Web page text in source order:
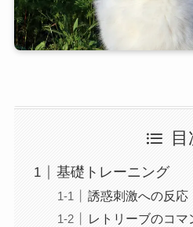
目
基礎トレーニング
誘惑刺激への反応
レトリーブのコマ